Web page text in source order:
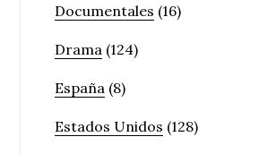
Documentales (16)
Drama (124)
España (8)
Estados Unidos (128)